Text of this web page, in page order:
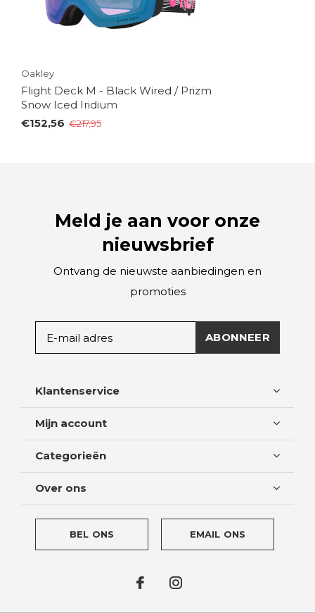
Oakley
Flight Deck M - Black Wired / Prizm
Snow Iced Iridium
€152,56 €217,95
Meld je aan voor onze
nieuwsbrief
Ontvang de nieuwste aanbiedingen en
promoties
ABONNEER
Klantenservice
Mijn account
Categorieën
Over ons
BEL ONS EMAIL ONS